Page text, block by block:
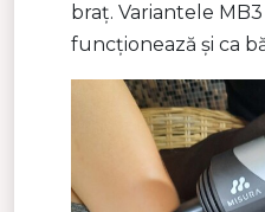
braț. Variantele MB3
funcționează și ca